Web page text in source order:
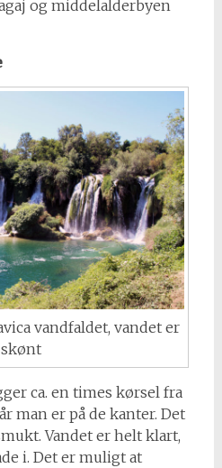
og middelalderbyen
vandfaldet, vandet er
skønt
ca. en times kørsel fra
man er på de kanter. Det
Vandet er helt klart,
i. Det er muligt at